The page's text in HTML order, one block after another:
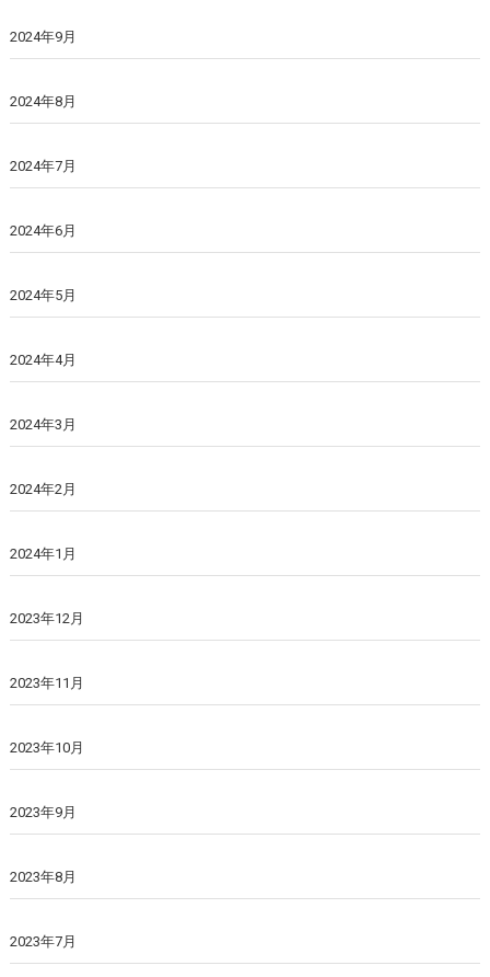
2024年9月
2024年8月
2024年7月
2024年6月
2024年5月
2024年4月
2024年3月
2024年2月
2024年1月
2023年12月
2023年11月
2023年10月
2023年9月
2023年8月
2023年7月